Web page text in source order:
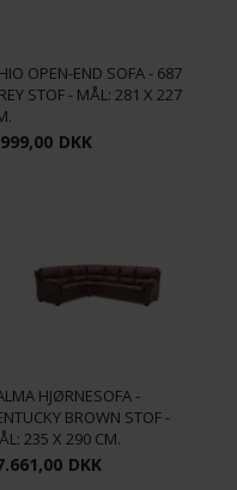
OPEN-END SOFA - 687
STOF - MÅL: 281 X 227
DKK
HJØRNESOFA -
BROWN STOF -
235 X 290 CM.
DKK